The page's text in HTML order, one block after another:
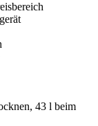
43 l beim